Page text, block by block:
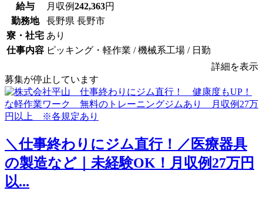
給与 月収例242,363円
勤務地
長野県 長野市
寮・社宅 あり
仕事内容 ピッキング・軽作業 / 機械系工場 / 日勤
詳細を表示
募集が停止しています
＼仕事終わりにジム直行！／医療器具
の製造など｜未経験OK！月収例27万円
以...